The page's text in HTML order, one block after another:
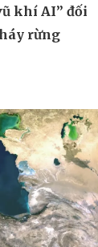
khí AI” đối
rừng